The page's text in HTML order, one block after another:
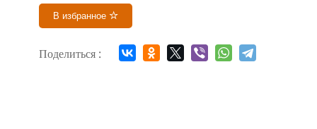
В избранное
Поделиться :